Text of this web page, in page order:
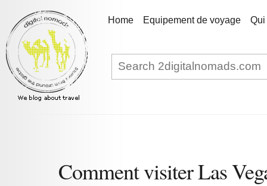
Home Equipement de voyage Qui
Comment visiter Las